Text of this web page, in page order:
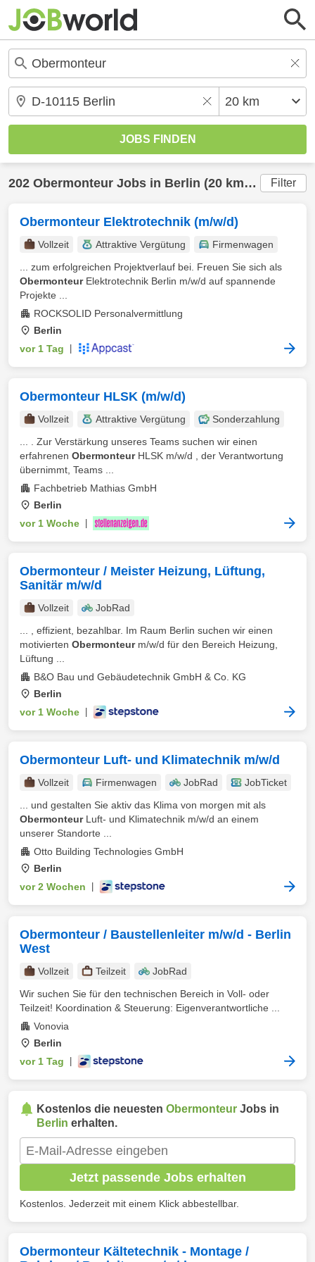
202 Obermonteur Jobs in Berlin (20 km) gefunden Filter
Obermonteur Elektrotechnik (m/w/d)
Vollzeit Attraktive Vergütung
Firmenwagen
... zum erfolgreichen Projektverlauf bei. Freuen Sie sich als
ObermonteurElektrotechnik Berlin m/w/d auf spannende
Projekte ...
ROCKSOLID Personalvermittlung
Berlin
vor 1 Tag
Obermonteur HLSK (m/w/d)
Vollzeit Attraktive Vergütung
Sonderzahlung
... . Zur Verstärkung unseres Teams suchen wir einen
erfahrenen ObermonteurHLSK m/w/d , der Verantwortung
übernimmt, Teams ...
Fachbetrieb Mathias GmbH
Berlin
vor 1 Woche
Obermonteur / Meister Heizung, Lüftung,
Sanitär m/w/d
Vollzeit
JobRad
... , effizient, bezahlbar. Im Raum Berlin suchen wir einen
motivierten Obermonteurm/w/d für den Bereich Heizung,
Lüftung ...
B&O Bau und Gebäudetechnik GmbH & Co. KG
Berlin
vor 1 Woche
Obermonteur Luft- und Klimatechnik m/w/d
Vollzeit Firmenwagen JobRad
JobTicket
... und gestalten Sie aktiv das Klima von morgen mit als
ObermonteurLuft- und Klimatechnik m/w/d an einem
unserer Standorte ...
Otto Building Technologies GmbH
Berlin
vor 2 Wochen
Obermonteur / Baustellenleiter m/w/d - Berlin
West
Vollzeit Teilzeit
JobRad
Wir suchen Sie für den technischen Bereich in Voll- oder
Teilzeit! Koordination & Steuerung: Eigenverantwortliche ...
Vonovia
Berlin
vor 1 Tag
Kostenlos die neuesten Obermonteur Jobs in
Berlin erhalten.
Jetzt passende Jobs erhalten
Kostenlos. Jederzeit mit einem Klick abbestellbar.
Obermonteur Kältetechnik - Montage /